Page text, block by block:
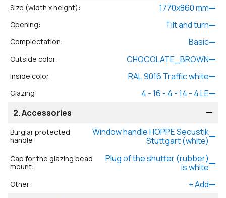
Size (width x height): 1770x860mm
Opening: Tilt and turn
Complectation: Basic
Outside color: CHOCOLATE_BROWN
Inside color: RAL 9016 Traffic white
Glazing:
4 - 16 - 4 - 14 - 4 LE
2.Accessories
Burglar protected
handle:
Window handle HOPPE Secustik
Stuttgart (white)
Cap for the glazing bead
mount:
Plug of the shutter (rubber)
is white
Other: +Add